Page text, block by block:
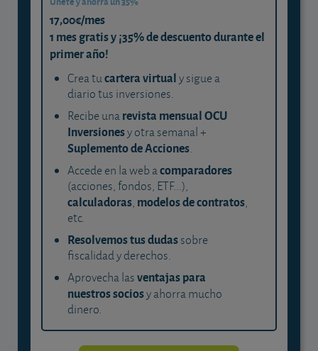
17,00€/mes
1 mes gratis y ¡35% de descuento durante el
primer año!
Crea tucartera virtualy sigue a
diario tus inversiones.
Recibe unarevista mensual OCU
Inversionesy otra semanal +
Suplemento de Acciones.
Accede en la web acomparadores
(acciones, fondos, ETF...),
calculadoras, modelos de contratos,
etc.
Resolvemos tus dudassobre
fiscalidad y derechos.
Aprovecha lasventajas para
nuestros sociosy ahorra mucho
dinero.